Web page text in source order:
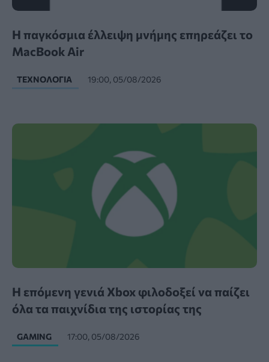
Η παγκόσμια έλλειψη μνήμης επηρεάζει το
MacBook Air
ΤΕΧΝΟΛΟΓΊΑ 19:00, 05/08/2026
Η επόμενη γενιά Xbox φιλοδοξεί να παίζει
όλα τα παιχνίδια της ιστορίας της
GAMING 17:00, 05/08/2026